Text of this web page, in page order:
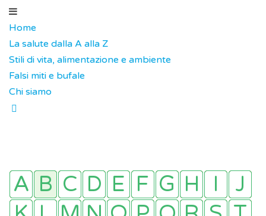
Home
La salute dalla A alla Z
Stili di vita, alimentazione e ambiente
Falsi miti e bufale
Chi siamo